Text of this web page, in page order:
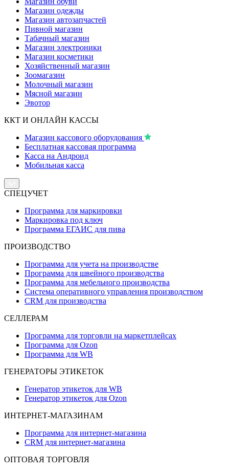
Магазин одежды
Магазин автозапчастей
Пивной магазин
Табачный магазин
Магазин электроники
Магазин косметики
Хозяйственный магазин
Зоомагазин
Молочный магазин
Мясной магазин
Эвотор
ККТ И ОНЛАЙН КАССЫ
Магазин кассового оборудования
Бесплатная кассовая программа
Касса на Андроид
Мобильная касса
СПЕЦУЧЕТ
Программа для маркировки
Маркировка под ключ
Программа ЕГАИС для пива
ПРОИЗВОДСТВО
Программа для учета на производстве
Программа для швейного производства
Программа для мебельного производства
Система оперативного управления производством
CRM для производства
СЕЛЛЕРАМ
Программа для торговли на маркетплейсах
Программа для Ozon
Программа для WB
ГЕНЕРАТОРЫ ЭТИКЕТОК
Генератор этикеток для WB
Генератор этикеток для Ozon
ИНТЕРНЕТ-МАГАЗИНАМ
Программа для интернет-магазина
CRM для интернет-магазина
ОПТОВАЯ ТОРГОВЛЯ